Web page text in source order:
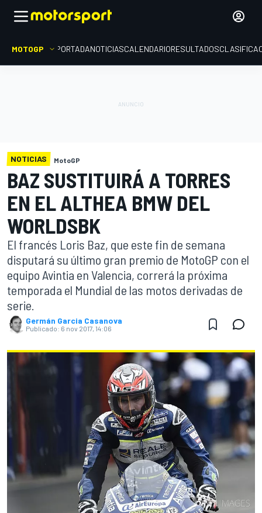
MOTOGP PORTADANOTICIASCALENDARIORESULTADOS
NOTICIAS MotoGP
BAZ SUSTITUIRÁ A TORRES
EN EL ALTHEA BMW DEL
WORLDSBK
El francés Loris Baz, que este fin de semana
disputará su último gran premio de MotoGP con el
equipo Avintia en Valencia, correrá la próxima
temporada el Mundial de las motos derivadas de
serie.
Germán Garcia Casanova
Publicado: 6 nov 2017, 14:06